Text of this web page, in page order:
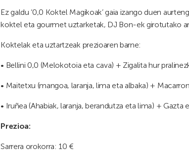
Ez galdu ‘0,0 Koktel Magikoak’ gaia izango duen
koktel eta gourmet uztarketak, DJ Bon-ek girotutako
Koktelak eta uztartzeak prezioaren barne:
• Bellini 0,0 (Melokotoia eta cava) + Zigalita hur
• Maitetxu (mangoa, laranja, lima eta albaka) +
• Iruñea (Ahabiak, laranja, berandutza eta lima) + Gazta
Prezioa:
Sarrera orokorra: 10 €